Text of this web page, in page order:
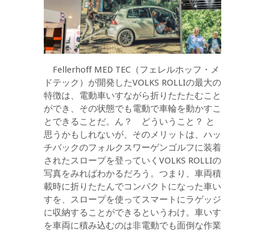
Fellerhoff MED TEC（フェレルホッフ・メ
ドテック）が開発したVOLKS ROLLIの最大の
特徴は、電動車いすながら折りたたたむこと
ができ、その状態でも電動で車輪を動かすこ
とできることだ。ん？ どういうこと？ と
思うかもしれないが、そのメリットは、ハッ
チバックのフォルクスワーゲンゴルフに装着
されたスロープを登っていくVOLKS ROLLIの
写真をみればわかるだろう。つまり、車両積
載時に折りたたんでコンパクトになった車い
すを、スロープを使ってスマートにラゲッジ
に収納することができるというわけ。車いす
を車両に積み込むのは非電動でも面倒な作業